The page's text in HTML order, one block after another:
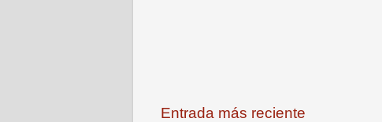
Entrada más reciente